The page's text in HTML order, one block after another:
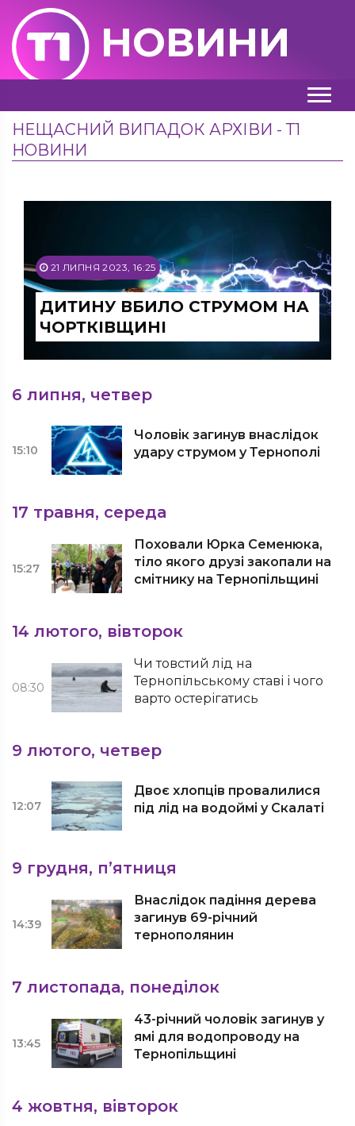
НОВИНИ
НЕЩАСНИЙ ВИПАДОК АРХІВИ - Т1
НОВИНИ
21 ЛИПНЯ 2023, 16:25
ДИТИНУ ВБИЛО СТРУМОМ НА
ЧОРТКІВЩИНІ
6 липня, четвер
15:10
Чоловік загинув внаслідок
удару струмом у Тернополі
17 травня, середа
15:27
Поховали Юрка Семенюка,
тіло якого друзі закопали на
смітнику на Тернопільщині
14 лютого, вівторок
08:30
Чи товстий лід на
Тернопільському ставі і чого
варто остерігатись
9 лютого, четвер
12:07
Двоє хлопців провалилися
під лід на водоймі у Скалаті
9 грудня, п’ятниця
14:39
Внаслідок падіння дерева
загинув 69-річний
тернополянин
7 листопада, понеділок
13:45
43-річний чоловік загинув у
ямі для водопроводу на
Тернопільщині
4 жовтня, вівторок